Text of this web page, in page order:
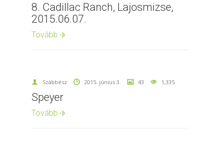
8. Cadillac Ranch, Lajosmizse,
2015.06.07.
Tovább
Szábbész 2015. június 3. 43 1,335
Speyer
Tovább